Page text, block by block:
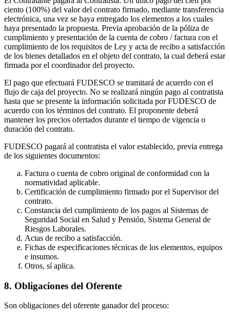
ciento (100%) del valor del contrato firmado, mediante transferencia
electrónica, una vez se haya entregado los elementos a los cuales
haya presentado la propuesta. Previa aprobación de la póliza de
cumplimiento y presentación de la cuenta de cobro / factura con el
cumplimiento de los requisitos de Ley y acta de recibo a satisfacción
de los bienes detallados en el objeto del contrato, la cual deberá estar
firmada por el coordinador del proyecto.
El pago que efectuará FUDESCO se tramitará de acuerdo con el
flujo de caja del proyecto. No se realizará ningún pago al contratista
hasta que se presente la información solicitada por FUDESCO de
acuerdo con los términos del contrato. El proponente deberá
mantener los precios ofertados durante el tiempo de vigencia o
duración del contrato.
FUDESCO pagará al contratista el valor establecido, previa entrega
de los siguientes documentos:
Factura o cuenta de cobro original de conformidad con la
normatividad aplicable.
Certificación de cumplimiento firmado por el Supervisor del
contrato.
Constancia del cumplimiento de los pagos al Sistemas de
Seguridad Social en Salud y Pensión, Sistema General de
Riesgos Laborales.
Actas de recibo a satisfacción.
Fichas de especificaciones técnicas de los elementos, equipos
e insumos.
Otros, sí aplica.
8. Obligaciones del Oferente
Son obligaciones del oferente ganador del proceso: